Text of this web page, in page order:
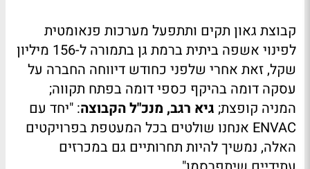
קבוצת גאון תקים ותתפעל מערכות פנאומטית
לפינוי אשפה ביתית ברמת גן בתמורה ל-156 מיליון
שקל, זאת אחרי שלפני כחודש דיווחה החברה על
עסקה דומה בהיקף כספי דומה בפתח תקווה;
המניה קופצת; גיא רגב, מנכ"ל הקבוצה: "יחד עם
ENVAC אנחנו שולטים בכל המעטפת בפרויקטים
האלה, נמשיך להיות תחרותיים גם במכרזים